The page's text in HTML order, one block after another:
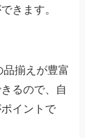
きます。
揃えが豊富
るので、自
イントで